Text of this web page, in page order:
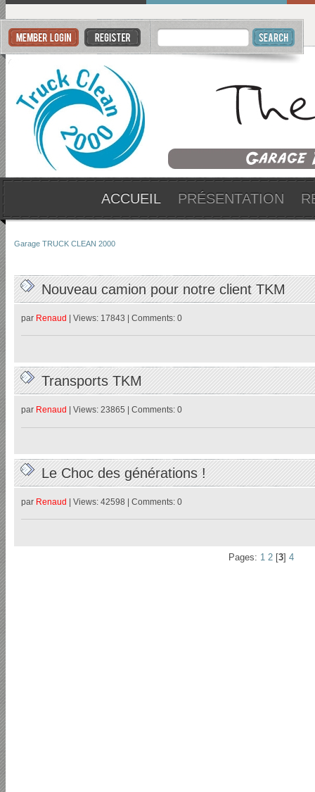
ACCUEIL PRÉSENTATION
Garage TRUCK CLEAN 2000
Nouveau camion pour notre client TKM
par Renaud | Views: 17843 | Comments: 0
Transports TKM
par Renaud | Views: 23865 | Comments: 0
Le Choc des générations !
par Renaud | Views: 42598 | Comments: 0
Pages: 1 2 [3] 4